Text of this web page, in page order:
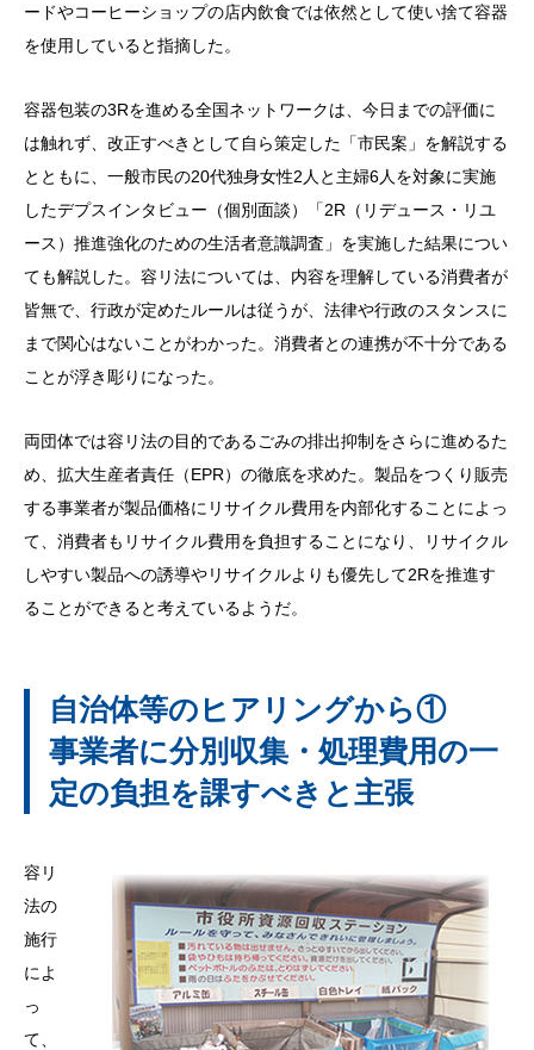
ードやコーヒーショップの店内飲食では依然として使い捨て容器
を使用していると指摘した。
容器包装の3Rを進める全国ネットワークは、今日までの評価に
は触れず、改正すべきとして自ら策定した「市民案」を解説する
とともに、一般市民の20代独身女性2人と主婦6人を対象に実施
したデプスインタビュー（個別面談）「2R（リデュース・リユ
ース）推進強化のための生活者意識調査」を実施した結果につい
ても解説した。容リ法については、内容を理解している消費者が
皆無で、行政が定めたルールは従うが、法律や行政のスタンスに
まで関心はないことがわかった。消費者との連携が不十分である
ことが浮き彫りになった。
両団体では容リ法の目的であるごみの排出抑制をさらに進めるた
め、拡大生産者責任（EPR）の徹底を求めた。製品をつくり販売
する事業者が製品価格にリサイクル費用を内部化することによっ
て、消費者もリサイクル費用を負担することになり、リサイクル
しやすい製品への誘導やリサイクルよりも優先して2Rを推進す
ることができると考えているようだ。
自治体等のヒアリングから①
事業者に分別収集・処理費用の一
定の負担を課すべきと主張
容リ
法の
施行
によ
っ
て、